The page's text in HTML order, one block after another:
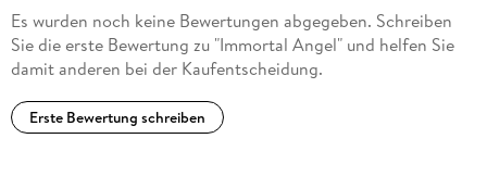
Es wurden noch keine Bewertungen abgegeben. Schreiben
Sie die erste Bewertung zu "Immortal Angel" und helfen Sie
damit anderen bei der Kaufentscheidung.
Erste Bewertung schreiben